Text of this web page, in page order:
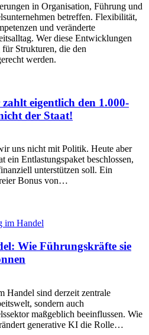
in Organisation, Führung und
betreffen. Flexibilität,
und veränderte
Wer diese Entwicklungen
Strukturen, die den
werden.
eigentlich den 1.000-
der Staat!
uns nicht mit Politik. Heute aber
ein Entlastungspaket beschlossen,
unterstützen soll. Ein
Bonus von…
Wie Führungskräfte sie
Handel sind derzeit zentrale
sondern auch
maßgeblich beeinflussen. Wie
generative KI die Rolle…